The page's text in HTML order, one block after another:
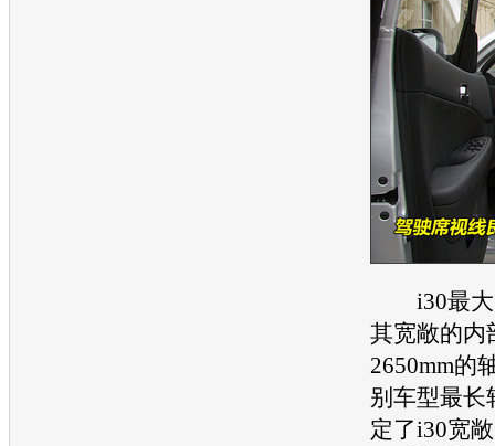
i30最
其宽敞的内
2650mm的
别 车型最长
定了i30宽